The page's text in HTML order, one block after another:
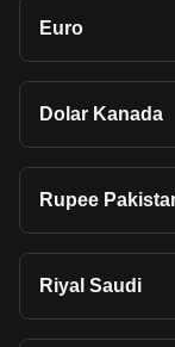
Euro
Dolar Kanada
Rupee
Riyal Saudi